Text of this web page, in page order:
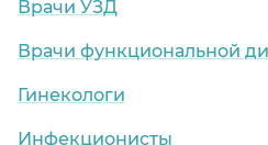
Врачи УЗД
Врачи функциональной
Гинекологи
Инфекционисты